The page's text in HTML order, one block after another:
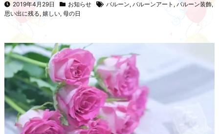
2019年4月29日 お知らせ バルーン, バルーンアート , バルーン装飾,
思い出に残る, 嬉しい, 母の日